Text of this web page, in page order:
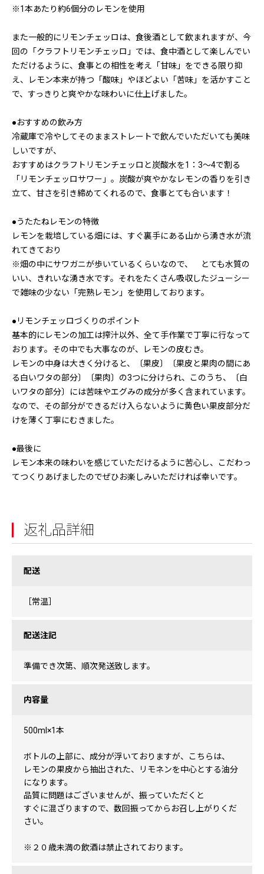
※1本あたり約6個分のレモンを使用
また一般的にリモンチェッロは、食後酒として飲まれますが、今
回の「クラフトリモンチェッロ」では、食中酒として楽しんでい
ただけるように、食事との相性を考え「甘味」をできる限り抑
え、レモン本来が持つ「酸味」やほどよい「苦味」を活かすこと
で、すっきりと爽やかな味わいに仕上げました。
●おすすめの飲み方
冷蔵庫で冷やしてそのままストレートで飲んでいただいても美味
しいですが、
おすすめはクラフトリモンチェッロと炭酸水を1：3～4で割る
「リモンチェッロサワー」。炭酸が爽やかなレモンの香りを引き
立て、甘さを引き締めてくれるので、食事とても合います！
●うたたねレモンの特徴
レモンを栽培している畑には、すぐ裏手にある山から湧き水が流
れてきており
※畑の中にサワガニが歩いているくらいなので、 とても水質の
いい、きれいな湧き水です。それをたくさん吸収したジューシー
で雑味の少ない「完熟レモン」を使用しております。
●リモンチェッロづくりのポイント
基本的にレモンの加工は搾汁以外、全て手作業で丁寧に行なって
おります。その中でも大事なのが、レモンの皮むき。
レモンの中身は大きく分けると、〔果皮〕〔果皮と果肉の間にあ
る白いワタの部分〕〔果肉〕の3つに分けられ、このうち、〔白
いワタの部分〕には苦味やエグみの成分が多く含まれています。
なので、その部分ができるだけ入らないように黄色い果皮部分だ
けを薄く丁寧にむきました。
●最後に
レモン本来の味わいを感じていただけるように苦心し、こだわっ
てつくりあげましたのでぜひお楽しみいただければ幸いです。
返礼品詳細
配送
［常温］
配送注記
準備でき次第、順次発送致します。
内容量
500ml×1本
ボトルの上部に、成分が浮いておりますが、こちらは、
レモンの果皮から抽出された、リモネンを中心とする油分
になります。
品質に問題はございませんが、振っていただくと
すぐに混ざりますので、数回振ってからお召し上がりくだ
さい。
※２０歳未満の飲酒は禁止されております。